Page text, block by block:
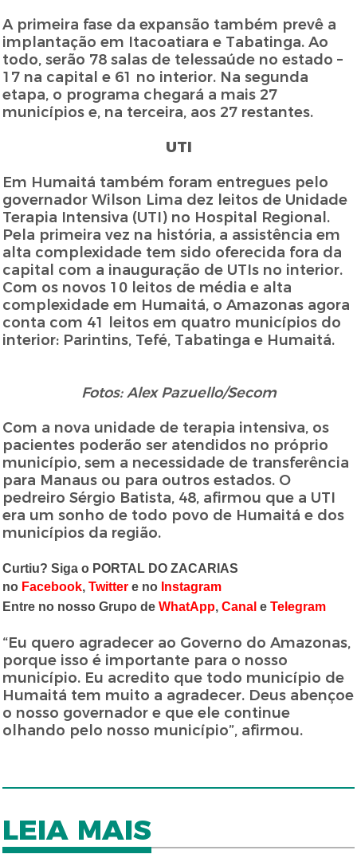
A primeira fase da expansão também prevê a
implantação em Itacoatiara e Tabatinga. Ao
todo, serão 78 salas de telessaúde no estado –
17 na capital e 61 no interior. Na segunda
etapa, o programa chegará a mais 27
municípios e, na terceira, aos 27 restantes.
UTI
Em Humaitá também foram entregues pelo
governador Wilson Lima dez leitos de Unidade
Terapia Intensiva (UTI) no Hospital Regional.
Pela primeira vez na história, a assistência em
alta complexidade tem sido oferecida fora da
capital com a inauguração de UTIs no interior.
Com os novos 10 leitos de média e alta
complexidade em Humaitá, o Amazonas agora
conta com 41 leitos em quatro municípios do
interior: Parintins, Tefé, Tabatinga e Humaitá.
Fotos: Alex Pazuello/Secom
Com a nova unidade de terapia intensiva, os
pacientes poderão ser atendidos no próprio
município, sem a necessidade de transferência
para Manaus ou para outros estados. O
pedreiro Sérgio Batista, 48, afirmou que a UTI
era um sonho de todo povo de Humaitá e dos
municípios da região.
Curtiu? Siga o PORTAL DO ZACARIAS
no Facebook,Twitter e no Instagram
Entre no nosso Grupo deWhatApp,Canal eTelegram
“Eu quero agradecer ao Governo do Amazonas,
porque isso é importante para o nosso
município. Eu acredito que todo município de
Humaitá tem muito a agradecer. Deus abençoe
o nosso governador e que ele continue
olhando pelo nosso município”, afirmou.
LEIA MAIS